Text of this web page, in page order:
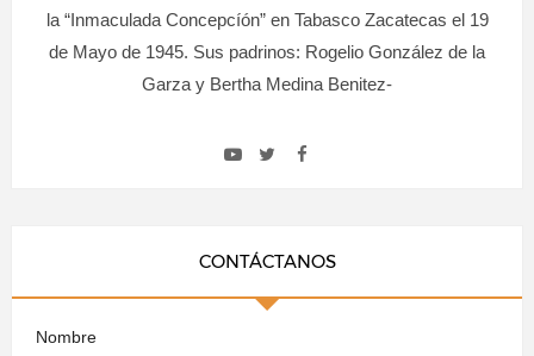
la “Inmaculada Concepcíón” en Tabasco Zacatecas el 19
de Mayo de 1945. Sus padrinos: Rogelio González de la
Garza y Bertha Medina Benitez-
CONTÁCTANOS
Nombre